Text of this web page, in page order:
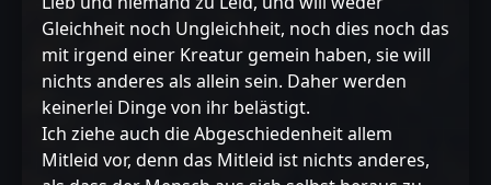
Gleichheit noch Ungleichheit, noch dies noch das
mit irgend einer Kreatur gemein haben, sie will
nichts anderes als allein sein. Daher werden
keinerlei Dinge von ihr belästigt.
Ich ziehe auch die Abgeschiedenheit allem
Mitleid vor, denn das Mitleid ist nichts anderes,